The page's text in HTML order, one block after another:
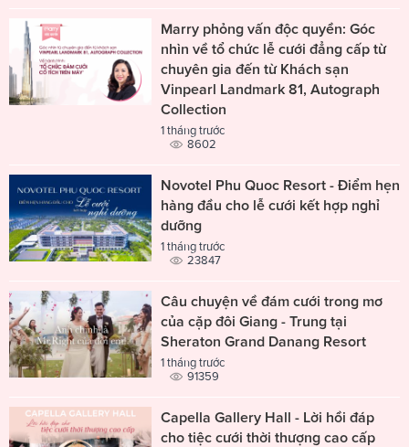
Marry phỏng vấn độc quyền: Góc
nhìn về tổ chức lễ cưới đẳng cấp từ
chuyên gia đến từ Khách sạn
Vinpearl Landmark 81, Autograph
Collection
1 tháng trước
8602
Novotel Phu Quoc Resort - Điểm hẹn
hàng đầu cho lễ cưới kết hợp nghỉ
dưỡng
1 tháng trước
23847
Câu chuyện về đám cưới trong mơ
của cặp đôi Giang - Trung tại
Sheraton Grand Danang Resort
1 tháng trước
91359
Capella Gallery Hall - Lời hồi đáp
cho tiệc cưới thời thượng cao cấp